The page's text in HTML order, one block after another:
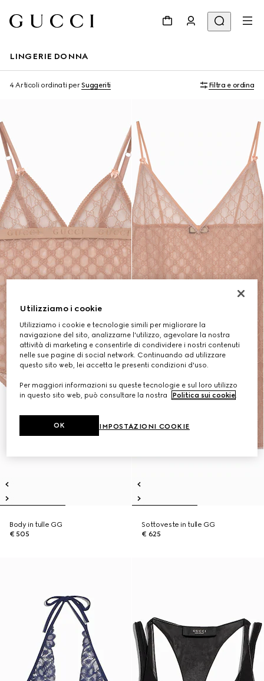
LINGERIE DONNA
4 Articoli ordinati perSuggeriti Filtra e ordina
Body in tulle GG
€ 505
Sottoveste in tulle GG
€ 625
Utilizziamo i cookie
Utilizziamo i cookie e tecnologie simili per migliorare la
navigazione del sito, analizzarne l'utilizzo, agevolare la nostra
attività di marketing e consentirle di condividere i nostri contenuti
nelle sue pagine di social network. Continuando ad utilizzare
questo sito web, lei accetta le presenti condizioni d'uso.
Per maggiori informazioni su queste tecnologie e sul loro utilizzo
in questo sito web, può consultare la nostra
Politica sui cookie
IMPOSTAZIONI COOKIE
OK